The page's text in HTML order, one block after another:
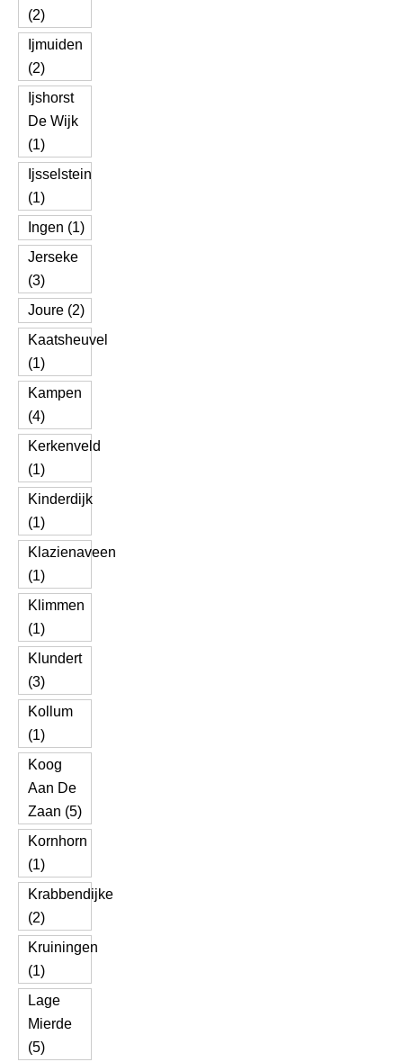
(2)
Ijmuiden
(2)
Ijshorst
De Wijk
(1)
Ijsselstein
(1)
Ingen (1)
Jerseke
(3)
Joure (2)
Kaatsheuvel
(1)
Kampen
(4)
Kerkenveld
(1)
Kinderdijk
(1)
Klazienaveen
(1)
Klimmen
(1)
Klundert
(3)
Kollum
(1)
Koog
Aan De
Zaan (5)
Kornhorn
(1)
Krabbendijke
(2)
Kruiningen
(1)
Lage
Mierde
(5)